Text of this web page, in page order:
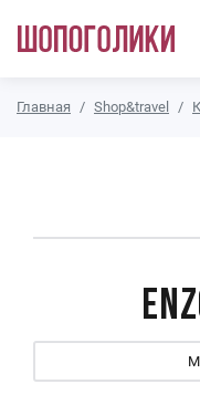
Главная Shop&travel